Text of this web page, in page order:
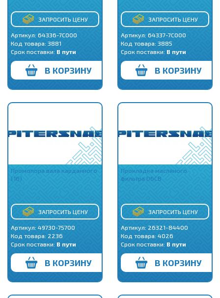
ЗАПРОСИТЬ ЦЕНУ
Артикул: 64336-7C000
Код товара: 3881
Срок поставки: В пути
В КОРЗИНУ
ЗАПРОСИТЬ ЦЕНУ
Артикул: 64337-7C000
Код товара: 3885
Срок поставки: В пути
В КОРЗИНУ
Промопора вала карданного
(16)
ЗАПРОСИТЬ ЦЕНУ
Артикул: 49730-75700
Код товара: 2236
Срок поставки: В пути
В КОРЗИНУ
Прокладка масляного
фильтра D6CB
ЗАПРОСИТЬ ЦЕНУ
Артикул: 26321-84400
Код товара: 4026
Срок поставки: В пути
В КОРЗИНУ